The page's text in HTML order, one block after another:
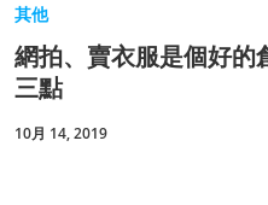
其他
網拍、賣衣服是個好的
三點
10月 14, 2019